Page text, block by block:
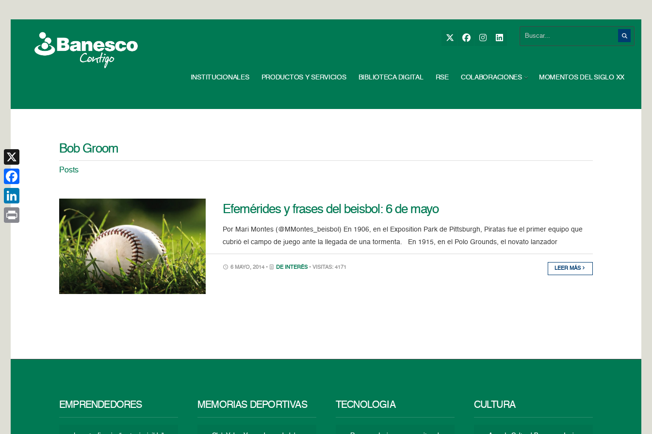
INSTITUCIONALES PRODUCTOS Y SERVICIOS BIBLIOTECA DIGITAL RSE COLABORACIONES MOMENTOS DEL SIGLO XX
Bob Groom
Posts
Efemérides y frases del beisbol: 6 de mayo
Por Mari Montes (@MMontes_beisbol) En 1906, en el Exposition Park de Pittsburgh, Piratas fue el primer equipo que
cubrió el campo de juego ante la llegada de una tormenta. En 1915, en el Polo Grounds, el novato lanzador
6 MAYO, 2014 • DE INTERÉS • VISITAS: 4171 LEER MÁS
EMPRENDEDORES MEMORIAS DEPORTIVAS TECNOLOGÍA CULTURA
X
Facebook
LinkedIn